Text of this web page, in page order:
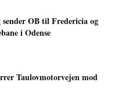
OB til Fredericia og
i Odense
Taulovmotorvejen mod